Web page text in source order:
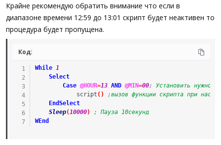
Крайне рекомендую обратить внимание что если в
диапазоне времени 12:59 до 13:01 скрипт будет неактивен то
процедура будет пропущена.
Код:
While 1
Select
Case @HOUR=13 AND @MIN=00; Установить нужное
script ( )
;вызов функции скрипта при
EndSelect
Sleep(10000)
; Пауза 10секунд
WEnd